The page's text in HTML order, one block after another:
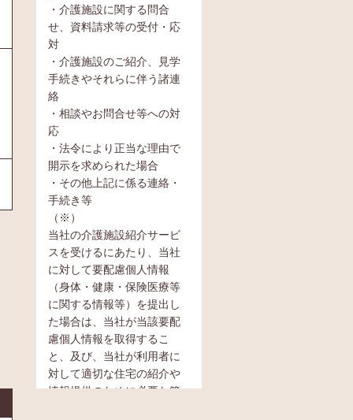
・介護施設に関する問合
せ、資料請求等の受付・応
対
・介護施設のご紹介、見学
手続きやそれらに伴う諸連
絡
・相談やお問合せ等への対
応
・法令により正当な理由で
開示を求められた場合
・その他上記に係る連絡・
手続き等
（※）
当社の介護施設紹介サービ
スを受けるにあたり、当社
に対して要配慮個人情報
（身体・健康・保険医療等
に関する情報等）を提出し
た場合は、当社が当該要配
慮個人情報を取得するこ
と、及び、当社が利用者に
対して適切な住宅の紹介や
情報提供のために必要な範